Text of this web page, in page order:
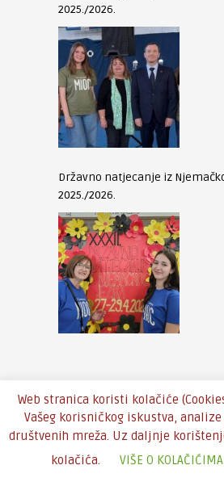
2025./2026.
Državno natjecanje iz
2025./2026.
Copyright © 2016 - Theme by
Web stranica koristi kolačiće
Vašeg korisničkog iskustva,
društvenih mreža. Uz daljnje
kolačića.
VIŠE O KOLAČIĆIMA